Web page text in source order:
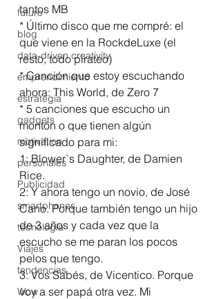
futuro
blog
data-driven creativity
emprendimiento
estrategia
gadgets
motivation
personales
Publicidad
smartphones
tecnología
Viajes
tendencias
Wow
tantos MB
* Último disco que me compré: el
que viene en la RockdeLuxe (el
resto, todo pirateo)
* Canción que estoy escuchando
ahora: This World, de Zero 7
* 5 canciones que escucho un
montón o que tienen algún
significado para mi:
1: Blower`s Daughter, de Damien
Rice.
2: Y ahora tengo un novio, de José
Cano. Porque también tengo un hijo
de 3 años y cada vez que la
escucho se me paran los pocos
pelos que tengo.
3: Vos Sabés, de Vicentico. Porque
voy a ser papá otra vez. Mi